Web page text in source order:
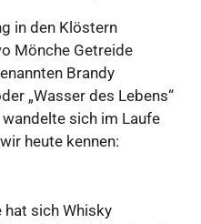
in den Klöstern
Mönche Getreide
Brandy
„Wasser des Lebens“
sich im Laufe
heute kennen:
hat sich Whisky